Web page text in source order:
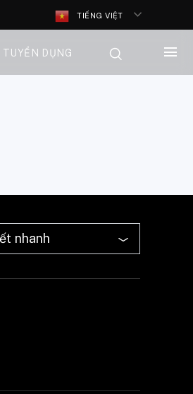
TIẾNG VIỆT
TUYỂN DỤNG